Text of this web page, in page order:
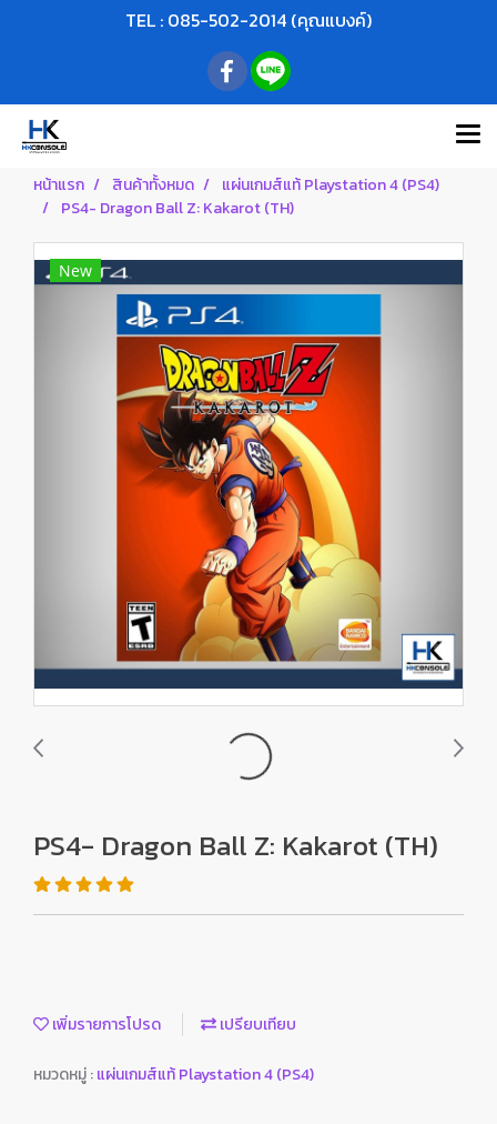
TEL : 085-502-2014 (คุณแบงค์)
หน้าแรก สินค้าทั้งหมด
แผ่นเกมส์แท้ Playstation 4 (PS4)
PS4- Dragon Ball Z: Kakarot (TH)
New
PS4- Dragon Ball Z: Kakarot (TH)
เพิ่มรายการโปรด เปรียบเทียบ
หมวดหมู่ :แผ่นเกมส์แท้ Playstation 4 (PS4)